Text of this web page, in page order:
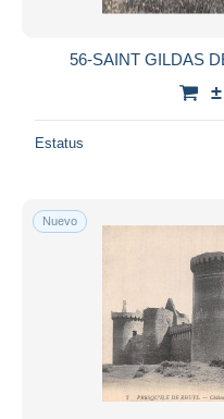
56-SAINT GILDAS
Estatus
Nuevo